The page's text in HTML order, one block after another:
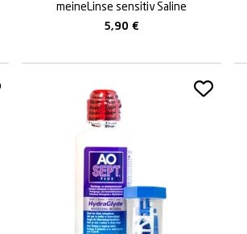
meineLinse sensitiv Saline
5,90€